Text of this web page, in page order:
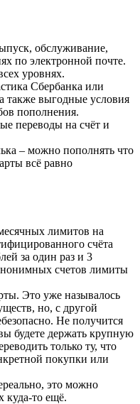
обслуживание,
по электронной почте.
уровнях.
Сбербанка или
также выгодные условия
пополнения.
переводы на счёт и
– можно пополнять что
всё равно
лимитов на
счёта
за один раз и 3
счетов лимиты
Это уже называлось
но, с другой
Не получится
будете держать крупную
только ту, что
покупки или
это можно
куда-то ещё.